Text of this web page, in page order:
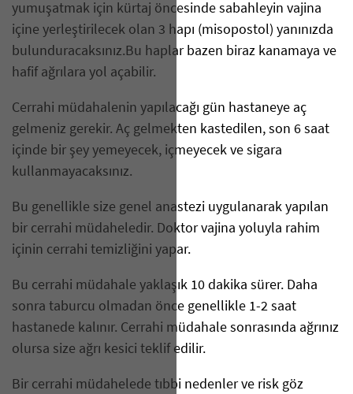
yumuşatmak için kürtaj öncesinde sabahleyin vajina
içine yerleştirilecek olan 3 hapı (misopostol) yanınızda
bulunduracaksınız.Bu haplar bazen biraz kanamaya ve
hafif ağrılara yol açabilir.
Cerrahi müdahalenin yapılacağı gün hastaneye aç
gelmeniz gerekir. Aç gelmekten kastedilen, son 6 saat
içinde bir şey yemeyecek, içmeyecek ve sigara
kullanmayacaksınız.
Bu genellikle size genel anastezi uygulanarak yapılan
bir cerrahi müdaheledir. Doktor vajina yoluyla rahim
içinin cerrahi temizliğini yapar.
Bu cerrahi müdahale yaklaşık 10 dakika sürer. Daha
sonra taburcu olmadan önce genellikle 1-2 saat
hastanede kalınır. Cerrahi müdahale sonrasında ağrınız
olursa size ağrı kesici teklif edilir.
Bir cerrahi müdahelede tıbbi nedenler ve risk göz